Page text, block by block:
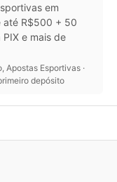
em
até R$500 + 50
e mais de
Apostas Esportivas ·
depósito